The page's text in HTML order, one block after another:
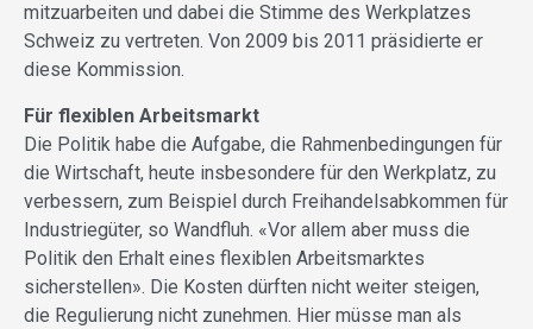
mitzuarbeiten und dabei die Stimme des Werkplatzes
Schweiz zu vertreten. Von 2009 bis 2011 präsidierte er
diese Kommission.
Für flexiblen Arbeitsmarkt
Die Politik habe die Aufgabe, die Rahmenbedingungen für
die Wirtschaft, heute insbesondere für den Werkplatz, zu
verbessern, zum Beispiel durch Freihandelsabkommen für
Industriegüter, so Wandfluh. «Vor allem aber muss die
Politik den Erhalt eines flexiblen Arbeitsmarktes
sicherstellen». Die Kosten dürften nicht weiter steigen,
die Regulierung nicht zunehmen. Hier müsse man als